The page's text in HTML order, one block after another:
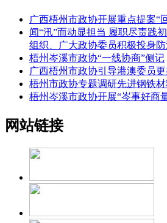
广西梧州市政协开展重点提案“
闻“汛”而动显担当 履职尽责
组织、广大政协委员积极投身
梧州岑溪市政协“一线协商”侧记
广西梧州市政协引导港澳委员
梧州市政协专题调研先进钢铁
梧州岑溪市政协开展“岑事好商
网站链接